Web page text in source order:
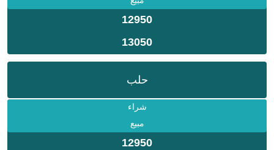
12950
13050
حلب
شراء
مبيع
12950